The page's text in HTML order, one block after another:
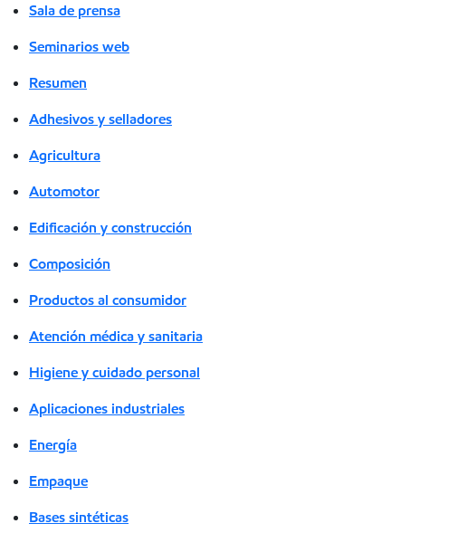
Sala de prensa
Seminarios web
Resumen
Adhesivos y selladores
Agricultura
Automotor
Edificación y construcción
Composición
Productos al consumidor
Atención médica y sanitaria
Higiene y cuidado personal
Aplicaciones industriales
Energía
Empaque
Bases sintéticas